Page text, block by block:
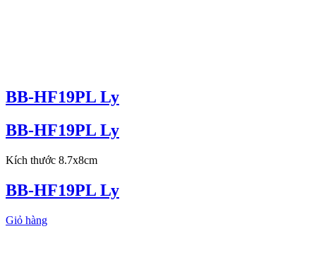
BB-HF19PL Ly
BB-HF19PL Ly
Kích thước 8.7x8cm
BB-HF19PL Ly
Giỏ hàng